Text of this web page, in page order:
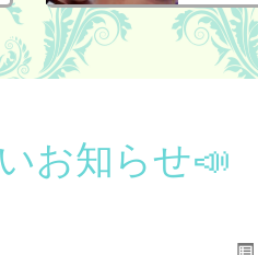
お知らせ📣